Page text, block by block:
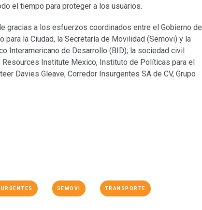
el tiempo para proteger a los usuarios.
gracias a los esfuerzos coordinados entre el Gobierno de
para la Ciudad, la Secretaría de Movilidad (Semovi) y la
Interamericano de Desarrollo (BID); la sociedad civil
Institute Mexico, Instituto de Políticas para el
Davies Gleave, Corredor Insurgentes SA de CV, Grupo
SEMOVI TRANSPORTE